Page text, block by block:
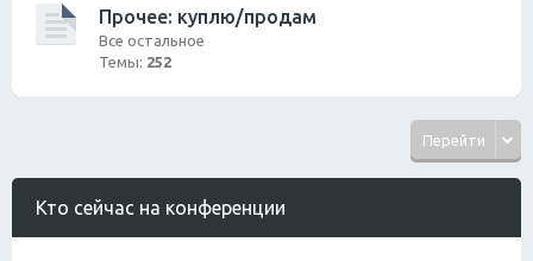
Прочее: куплю/продам
Все остальное
Темы: 252
Перейти
Кто сейчас на конференции